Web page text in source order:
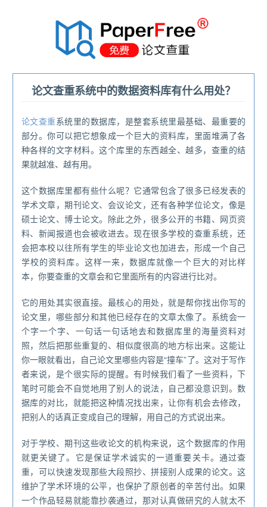
论文查重系统中的数据资料库有什么用处？
论文查重系统里的数据库，是整套系统里最基础、最重要的
部分。你可以把它想象成一个巨大的资料库，里面堆满了各
种各样的文字材料。这个库里的东西越全、越多，查重的结
果就越准、越有用。
这个数据库里都有些什么呢？它通常包含了很多已经发表的
学术文章，期刊论文、会议论文，还有各种学位论文，像是
硕士论文、博士论文。除此之外，很多公开的书籍、网页资
料、新闻报道也会被收进去。现在很多学校的查重系统，还
会把本校以往所有学生的毕业论文也加进去，形成一个自己
学校的资料库。这样一来，数据库就像一个巨大的对比样
本，你要查重的文章会和它里面所有的内容进行比对。
它的用处其实很直接。最核心的用处，就是帮你找出你写的
论文里，哪些部分和其他已经存在的文章太像了。系统会一
个字一个字、一句话一句话地去和数据库里的海量资料对
照，然后把那些重复的、相似度很高的地方标出来。这能让
你一眼就看出，自己论文里哪些内容是“撞车”了。这对于写作
者来说，是个很实际的提醒。有时候我们看了一些资料，下
笔时可能会不自觉地用了别人的说法，自己都没意识到。数
据库的对比，就能把这种情况找出来，让你有机会去修改，
把别人的话真正变成自己的理解，用自己的方式说出来。
对于学校、期刊这些收论文的机构来说，这个数据库的作用
就更关键了。它是保证学术诚实的一道重要关卡。通过查
重，可以快速发现那些大段照抄、拼接别人成果的论文。这
维护了学术环境的公平，也保护了原创者的辛苦付出。如果
一个作品轻易就能靠抄袭通过，那对认真做研究的人就太不